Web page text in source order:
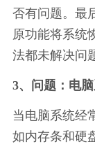
否有问题。最
原功能将系统
法都未解决问
3、问题：电
当电脑系统经
如内存条和硬